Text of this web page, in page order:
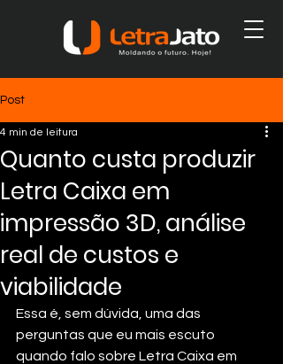
Post
Quanto custa produzir
Letra Caixa em
impressão 3D, análise
real de custos e
viabilidade
4 min de leitura
Essa é, sem dúvida, uma das
perguntas que eu mais escuto
quando falo sobre Letra Caixa em